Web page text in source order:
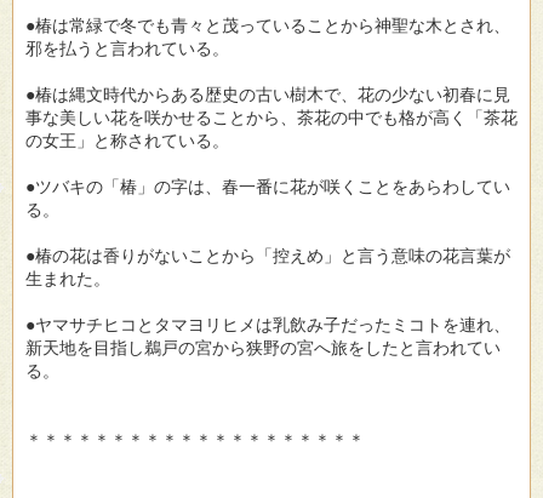
●椿は常緑で冬でも青々と茂っていることから神聖な木とされ、
邪を払うと言われている。
●椿は縄文時代からある歴史の古い樹木で、花の少ない初春に見
事な美しい花を咲かせることから、茶花の中でも格が高く「茶花
の女王」と称されている。
●ツバキの「椿」の字は、春一番に花が咲くことをあらわしてい
る。
●椿の花は香りがないことから「控えめ」と言う意味の花言葉が
生まれた。
●ヤマサチヒコとタマヨリヒメは乳飲み子だったミコトを連れ、
新天地を目指し鵜戸の宮から狭野の宮へ旅をしたと言われてい
る。
＊＊＊＊＊＊＊＊＊＊＊＊＊＊＊＊＊＊＊＊